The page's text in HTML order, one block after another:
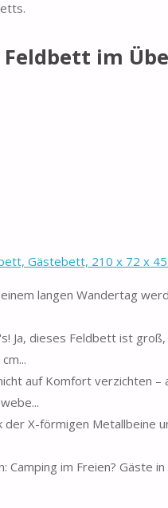
Feldbett im
Gästebett, 210 x 72 x 45
langen Wandertag
Ja, dieses Feldbett ist
auf Komfort verzichten
der X-förmigen
Camping im Freien? Gäste